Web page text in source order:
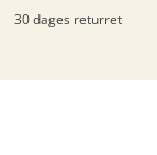
30 dages returret